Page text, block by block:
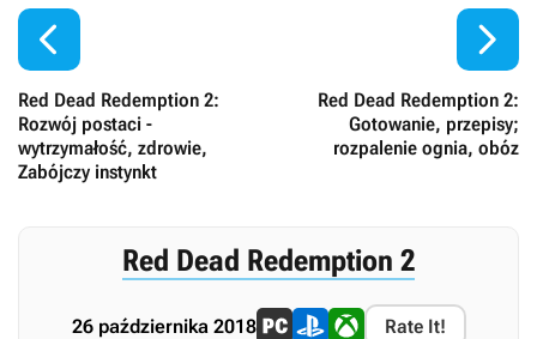

Red Dead Redemption 2:
Rozwój postaci -
wytrzymałość, zdrowie,
Zabójczy instynkt
Red Dead Redemption 2:
Gotowanie, przepisy;
rozpalenie ognia, obóz

Red Dead Redemption 2
26 października 2018 Rate It!